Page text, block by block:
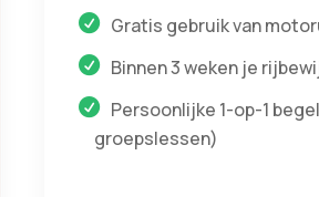
Gratis gebruik van
Binnen 3 weken je
Persoonlijke 1-op-1
groepslessen)